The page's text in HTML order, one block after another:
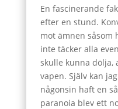
En fascinerande
efter en stund.
mot ämnen såsom
inte täcker alla
skulle kunna dölja,
vapen. Själv kan
någonsin haft en
paranoia blev ett